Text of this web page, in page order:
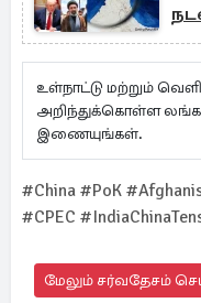
உள்நாட்டு மற்றும்
அறிந்துக்கொள்ள
இணையுங்கள்.
#China #PoK
#CPEC
மேலும் சர்வதேசம்